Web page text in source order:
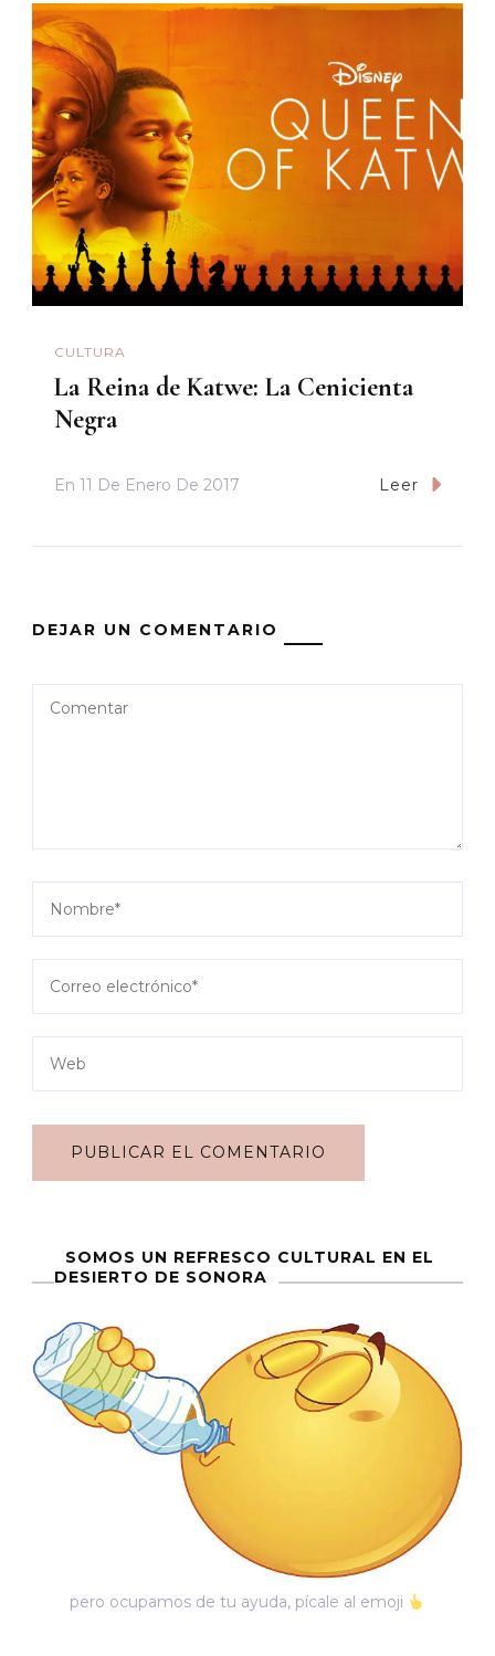
CULTURA
La Reina de Katwe: La Cenicienta
Negra
En 11 De Enero De 2017 Leer
DEJAR UN COMENTARIO
SOMOS UN REFRESCO CULTURAL EN EL
DESIERTO DE SONORA
pero ocupamos de tu ayuda, pícale al emoji